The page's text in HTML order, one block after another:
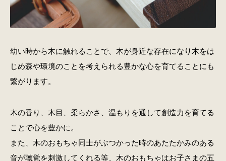
幼い時から木に触れることで、木が身近な存在になり木をは
じめ森や環境のことを考えられる豊かな心を育てることにも
繋がります。
木の香り、木目、柔らかさ、温もりを通して創造力を育てる
ことで心を豊かに。
また、木のおもちゃ同士がぶつかった時のあたたかみのある
音が聴覚を刺激してくれる等、木のおもちゃはお子さまの五